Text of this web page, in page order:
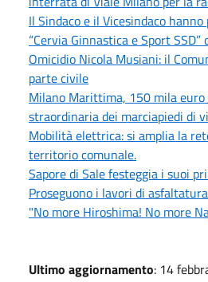
Il Sindaco e il Vicesindaco
“Cervia Ginnastica e Sport
Omicidio Nicola Musiani: il
parte civile
Milano Marittima, 150 mila
straordinaria dei marciapiedi di
Mobilità elettrica: si amplia la
territorio comunale.
Sapore di Sale festeggia i suoi
Proseguono i lavori di
"No more Hiroshima! No more
Ultimo aggiornamento: 14